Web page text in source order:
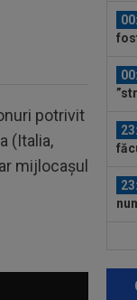
potrivit
(Italia,
mijlocașul